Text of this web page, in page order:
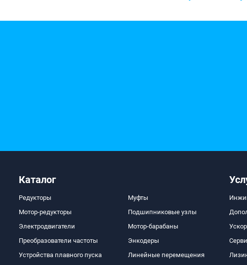
Каталог
Редукторы
Мотор-редукторы
Электродвигатели
Преобразователи частоты
Устройства плавного пуска
Муфты
Подшипниковые узлы
Мотор-барабаны
Энкодеры
Линейные перемещения